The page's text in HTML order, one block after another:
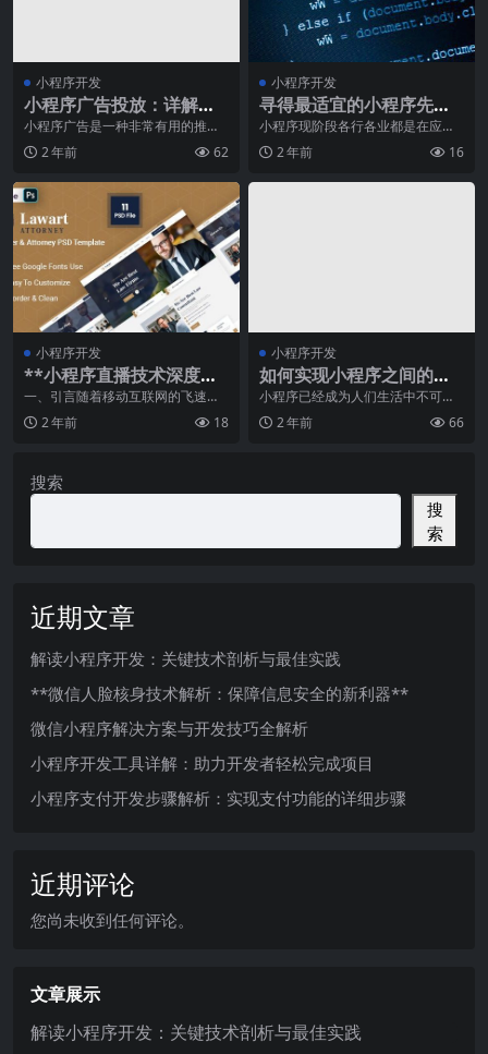
小程序开发
小程序广告投放：详解微
信广告组件使用方法
小程序广告是一种非常有用的推广
和营销方法，能够帮助企业更好地
宣传品牌和产品，提高
2 年前 62
小程序开发
寻得最适宜的小程序先分
辨定制和模板开发
小程序现阶段各行各业都是在应
用，那模板开发和小程序定制开发
的不同之处有哪些呢？关
2 年前 16
小程序开发
**小程序直播技术深度解
析与优化策略**
一、引言随着移动互联网的飞速发
展，小程序已经成为了一个不可忽
视的互联网应用形态。
2 年前 18
小程序开发
如何实现小程序之间的跳
转？
小程序已经成为人们生活中不可缺
少的一部分，但有些时候，我们需
要从一个小程序跳转到
2 年前 66
搜索
搜
索
近期文章
解读小程序开发：关键技术剖析与最佳实践
**微信人脸核身技术解析：保障信息安全的新利器**
微信小程序解决方案与开发技巧全解析
小程序开发工具详解：助力开发者轻松完成项目
小程序支付开发步骤解析：实现支付功能的详细步骤
近期评论
您尚未收到任何评论。
文章展示
解读小程序开发：关键技术剖析与最佳实践